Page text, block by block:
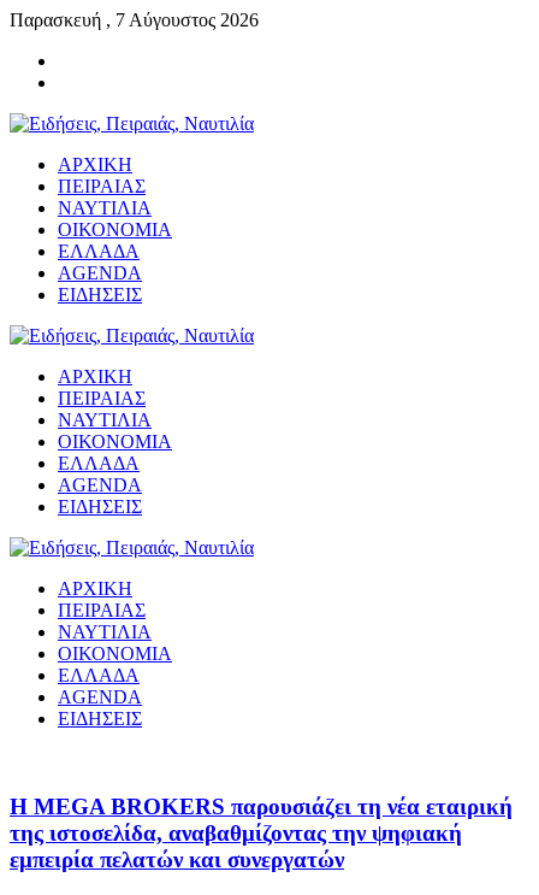
Παρασκευή , 7 Αύγουστος 2026
ΑΡΧΙΚΗ
ΠΕΙΡΑΙΑΣ
ΝΑΥΤΙΛΙΑ
ΟΙΚΟΝΟΜΙΑ
ΕΛΛΑΔΑ
AGENDA
ΕΙΔΗΣΕΙΣ
ΑΡΧΙΚΗ
ΠΕΙΡΑΙΑΣ
ΝΑΥΤΙΛΙΑ
ΟΙΚΟΝΟΜΙΑ
ΕΛΛΑΔΑ
AGENDA
ΕΙΔΗΣΕΙΣ
ΑΡΧΙΚΗ
ΠΕΙΡΑΙΑΣ
ΝΑΥΤΙΛΙΑ
ΟΙΚΟΝΟΜΙΑ
ΕΛΛΑΔΑ
AGENDA
ΕΙΔΗΣΕΙΣ
Η MEGA BROKERS παρουσιάζει τη νέα εταιρική
της ιστοσελίδα, αναβαθμίζοντας την ψηφιακή
εμπειρία πελατών και συνεργατών